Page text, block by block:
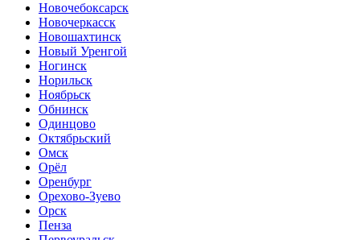
Новочебоксарск
Новочеркасск
Новошахтинск
Новый Уренгой
Ногинск
Норильск
Ноябрьск
Обнинск
Одинцово
Октябрьский
Омск
Орёл
Оренбург
Орехово-Зуево
Орск
Пенза